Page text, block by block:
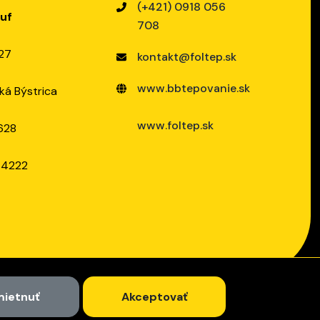
Býstrica
(+421) 0918 056
708
kontakt@foltep.sk
www.bbtepovanie.sk
www.foltep.sk
Všeobecné obchodné podmienky
Akceptovať